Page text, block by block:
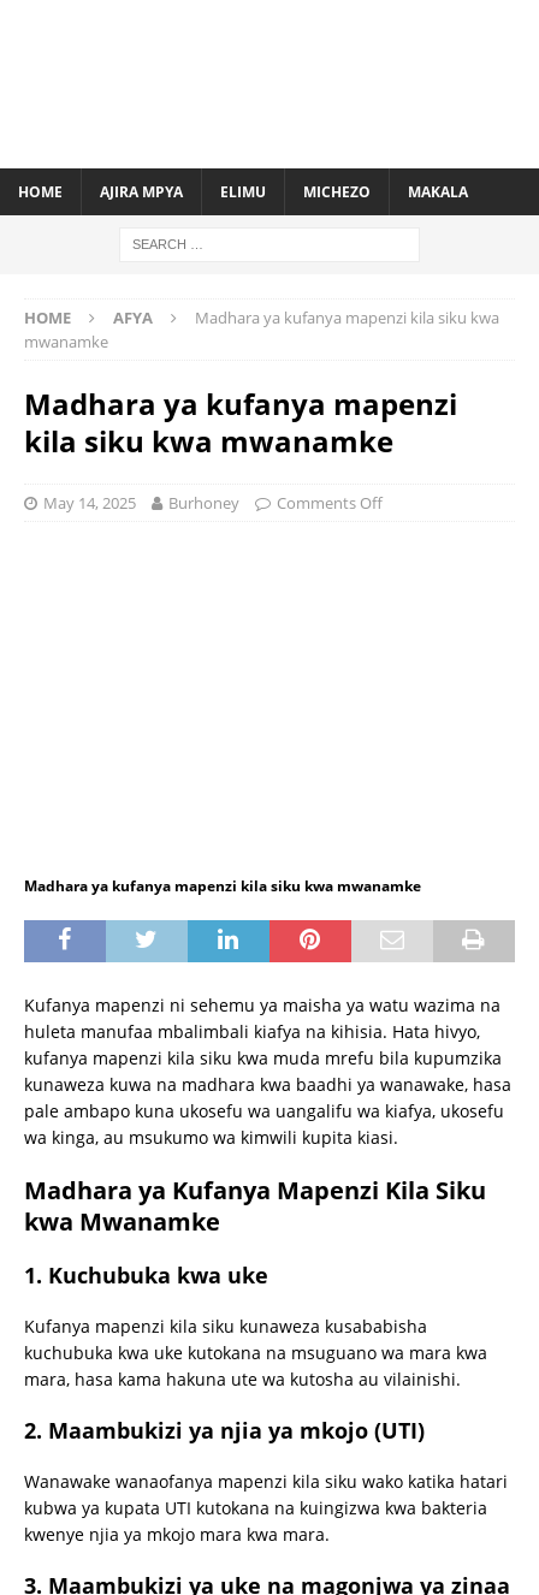
HOME AJIRA MPYA ELIMU MICHEZO MAKALA
HOME AFYA
Madhara ya kufanya mapenzi kila siku kwa
mwanamke
Madhara ya kufanya mapenzi
kila siku kwa mwanamke
May 14, 2025 Burhoney Comments Off
Madhara ya kufanya mapenzi kila siku kwa mwanamke
Kufanya mapenzi ni sehemu ya maisha ya watu wazima na
huleta manufaa mbalimbali kiafya na kihisia. Hata hivyo,
kufanya mapenzi kila siku kwa muda mrefu bila kupumzika
kunaweza kuwa na madhara kwa baadhi ya wanawake, hasa
pale ambapo kuna ukosefu wa uangalifu wa kiafya, ukosefu
wa kinga, au msukumo wa kimwili kupita kiasi.
Madhara ya Kufanya Mapenzi Kila Siku
kwa Mwanamke
1. Kuchubuka kwa uke
Kufanya mapenzi kila siku kunaweza kusababisha
kuchubuka kwa uke kutokana na msuguano wa mara kwa
mara, hasa kama hakuna ute wa kutosha au vilainishi.
2. Maambukizi ya njia ya mkojo (UTI)
Wanawake wanaofanya mapenzi kila siku wako katika hatari
kubwa ya kupata UTI kutokana na kuingizwa kwa bakteria
kwenye njia ya mkojo mara kwa mara.
3. Maambukizi ya uke na magonjwa ya zinaa